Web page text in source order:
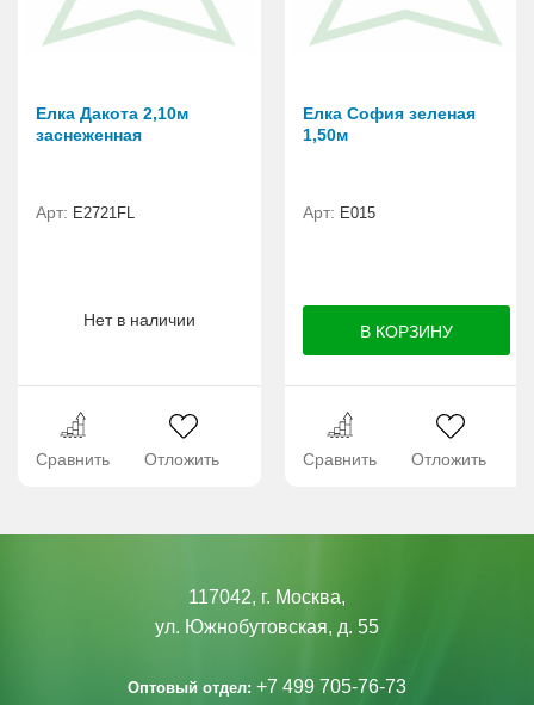
Елка Дакота 2,10м
заснеженная
Арт: Е2721FL
Нет в наличии
Сравнить Отложить
Елка София зеленая
1,50м
Арт: E015
Сравнить Отложить
117042, г. Москва,
ул. Южнобутовская, д. 55
Оптовый отдел: +7 499 705-76-73
ВАКАНСИИ